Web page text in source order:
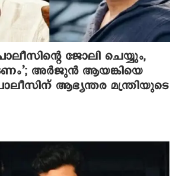
ജോലി ചെയ്യും,
അര്‍ജുന്‍ ആയങ്കിയെ
ആഭ്യന്തര മന്ത്രിയുടെ